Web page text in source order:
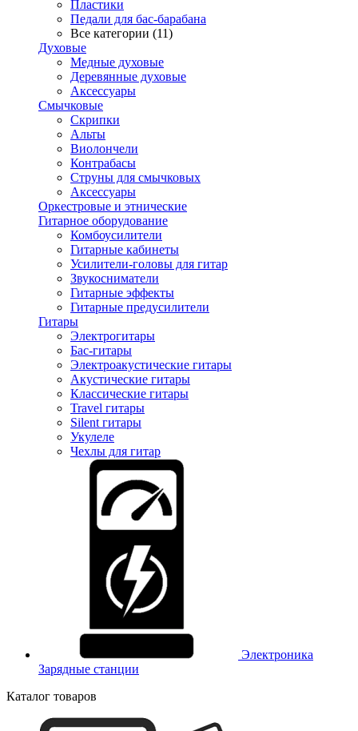
Пластики
Педали для бас-барабана
Все категории (11)
Духовые
Медные духовые
Деревянные духовые
Аксессуары
Смычковые
Скрипки
Альты
Виолончели
Контрабасы
Струны для смычковых
Аксеcсуары
Оркестровые и этнические
Гитарное оборудование
Комбоусилители
Гитарные кабинеты
Усилители-головы для гитар
Звукосниматели
Гитарные эффекты
Гитарные предусилители
Гитары
Электрогитары
Бас-гитары
Электроакустические гитары
Акустические гитары
Классические гитары
Travel гитары
Silent гитары
Укулеле
Чехлы для гитар
Электроника
Зарядные станции
Каталог товаров